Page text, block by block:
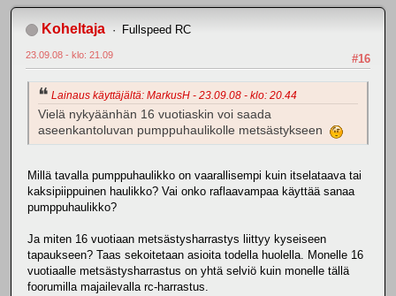
Koheltaja Fullspeed RC
#16
23.09.08 - klo: 21.09
Lainaus käyttäjältä: MarkusH - 23.09.08 - klo: 20.44
Vielä nykyäänhän 16 vuotiaskin voi saada
aseenkantoluvan pumppuhaulikolle metsästykseen
Millä tavalla pumppuhaulikko on vaarallisempi kuin itselataava tai
kaksipiippuinen haulikko? Vai onko raflaavampaa käyttää sanaa
pumppuhaulikko?
Ja miten 16 vuotiaan metsästysharrastys liittyy kyseiseen
tapaukseen? Taas sekoitetaan asioita todella huolella. Monelle 16
vuotiaalle metsästysharrastus on yhtä selviö kuin monelle tällä
foorumilla majailevalla rc-harrastus.